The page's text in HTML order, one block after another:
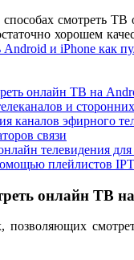
смотреть ТВ
хорошем
Android и iPhone как
онлайн ТВ на
и
каналов эфирного
связи
телевидения
плейлистов
онлайн ТВ
позволяющих